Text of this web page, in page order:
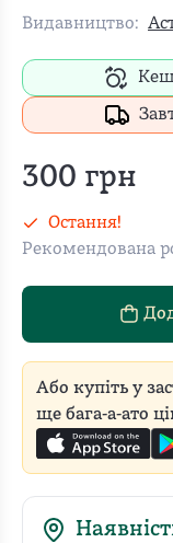
Видавництво:
300 грн
Остання!
Рекомендована
Або купіть у
ще бага-а-ато